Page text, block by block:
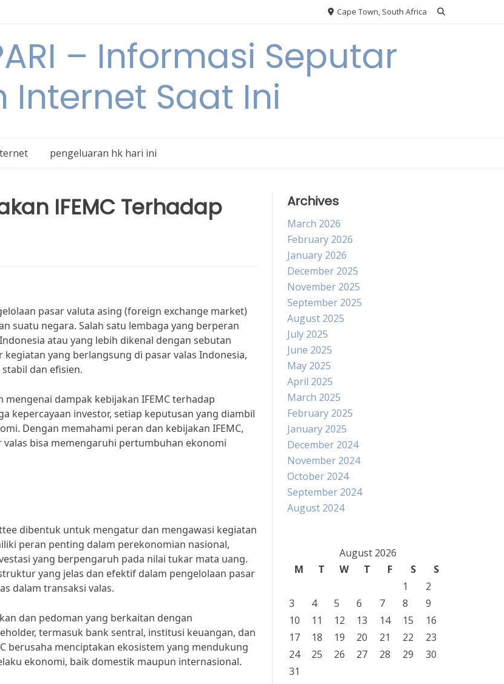
Cape Town, South Africa
– Informasi Seputar
Internet Saat Ini
pengeluaran hk hari ini
IFEMC Terhadap
pasar valuta asing (foreign exchange market)
suatu negara. Salah satu lembaga yang berperan
atau yang lebih dikenal dengan sebutan
yang berlangsung di pasar valas Indonesia,
dan efisien.
dampak kebijakan IFEMC terhadap
kepercayaan investor, setiap keputusan yang diambil
Dengan memahami peran dan kebijakan IFEMC,
bisa memengaruhi pertumbuhan ekonomi
dibentuk untuk mengatur dan mengawasi kegiatan
peran penting dalam perekonomian nasional,
yang berpengaruh pada nilai tukar mata uang.
yang jelas dan efektif dalam pengelolaan pasar
dalam transaksi valas.
dan pedoman yang berkaitan dengan
termasuk bank sentral, institusi keuangan, dan
berusaha menciptakan ekosistem yang mendukung
ekonomi, baik domestik maupun internasional.
Archives
March 2026
February 2026
January 2026
December 2025
November 2025
September 2025
August 2025
July 2025
June 2025
May 2025
April 2025
March 2025
February 2025
January 2025
December 2024
November 2024
October 2024
September 2024
August 2024
August 2026
M
T W T F S
S
1
2
3
4 5 6 7 8
9
10
11 12 13 14 15
16
17
18 19 20 21 22
23
24
25 26 27 28 29
30
31